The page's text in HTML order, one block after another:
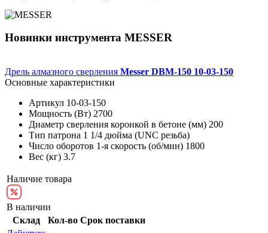
Новинки инструмента MESSER
Дрель алмазного сверления Messer DBM-150 10-03-150
Основные характеристики
Артикул 10-03-150
Мощность (Вт) 2700
Диаметр сверления коронкой в бетоне (мм) 200
Тип патрона 1 1/4 дюйма (UNC резьба)
Число оборотов 1-я скорость (об/мин) 1800
Вес (кг) 3.7
Наличие товара
В наличии
Склад
Кол-во Срок поставки